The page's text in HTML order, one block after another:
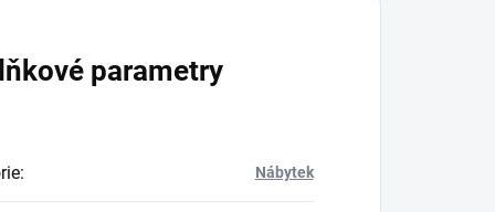
parametry
: Nábytek